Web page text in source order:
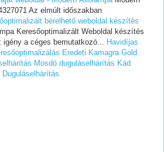
Az elmúlt időszakban
bérelhető weboldal készítés
Keresőoptimalizált Weboldal készítés
igény a céges bemutatkozó... Havidíjas
Eredeti Kamagra Gold
Mosdó duguláselhárítás Kád
Duguláselhárítás